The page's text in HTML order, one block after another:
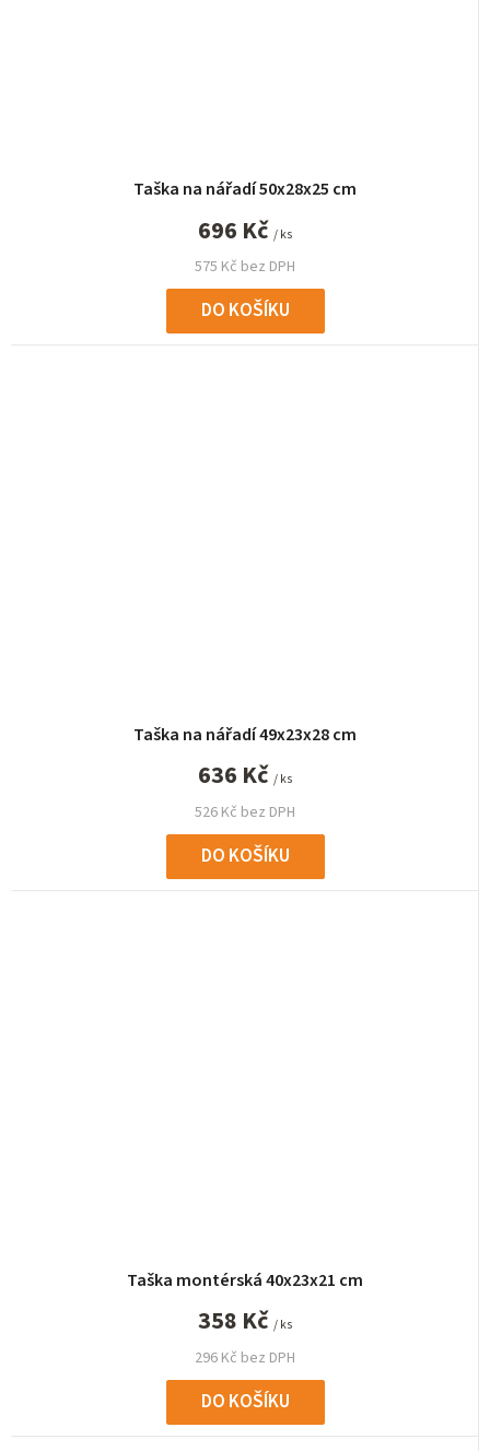
Taška na nářadí 50x28x25 cm
575 Kč bez DPH
696 Kč / ks
DO KOŠÍKU
Taška na nářadí 49x23x28 cm
526 Kč bez DPH
636 Kč / ks
DO KOŠÍKU
Taška montérská 40x23x21 cm
296 Kč bez DPH
358 Kč / ks
DO KOŠÍKU